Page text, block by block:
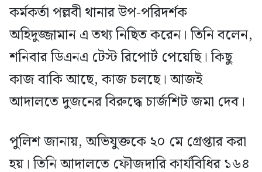
কর্মকর্তা পল্লবী থানার উপ-পরিদর্শক
অহিদুজ্জামান এ তথ্য নিছিত করেন। তিনি বলেন,
শনিবার ডিএনএ টেস্ট রিপোর্ট পেয়েছি। কিছু
কাজ বাকি আছে, কাজ চলছে। আজই
আদালতে দুজনের বিরুদ্ধে চার্জশিট জমা দেব।
পুলিশ জানায়, অভিযুক্তকে ২০ মে গ্রেপ্তার করা
হয়। তিনি আদালতে ফৌজদারি কার্যবিধির ১৬৪